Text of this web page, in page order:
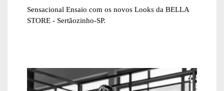
Sensacional Ensaio com os novos Looks da BELLA
STORE - Sertãozinho-SP.